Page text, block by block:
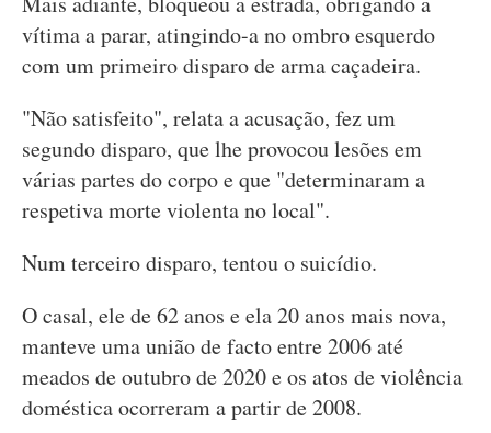
vítima a parar, atingindo-a no ombro esquerdo
com um primeiro disparo de arma caçadeira.
"Não satisfeito", relata a acusação, fez um
segundo disparo, que lhe provocou lesões em
várias partes do corpo e que "determinaram a
respetiva morte violenta no local".
Num terceiro disparo, tentou o suicídio.
O casal, ele de 62 anos e ela 20 anos mais nova,
manteve uma união de facto entre 2006 até
meados de outubro de 2020 e os atos de violência
doméstica ocorreram a partir de 2008.